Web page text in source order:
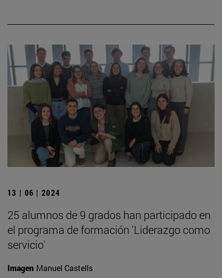
13 | 06 | 2024
25 alumnos de 9 grados han participado en
el programa de formación 'Liderazgo como
servicio'
Imagen Manuel Castells